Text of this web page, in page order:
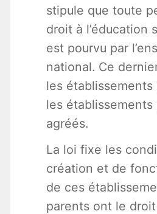
stipule que toute
droit à l’éducation
est pourvu par
national. Ce
les
les établissements
agréés.
La loi fixe les
création et de
de ces
parents ont le